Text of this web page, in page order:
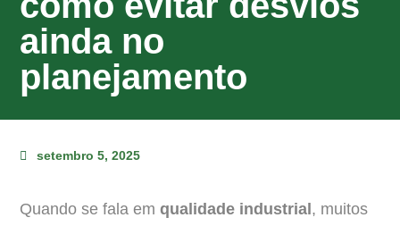
ainda no
planejamento
setembro 5, 2025
Quando se fala em qualidade industrial , muitos